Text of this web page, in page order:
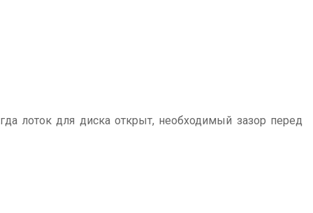
для диска открыт, необходимый зазор перед